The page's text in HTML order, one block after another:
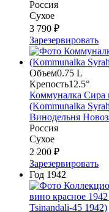
Россия
Сухое
3 790 ₽
Зарезервировать
Объем0.75 L
Крепость12.5°
Коммуналка Сира
(Kommunalka
Винодельня
Россия
Сухое
2 200 ₽
Зарезервировать
Год 1942